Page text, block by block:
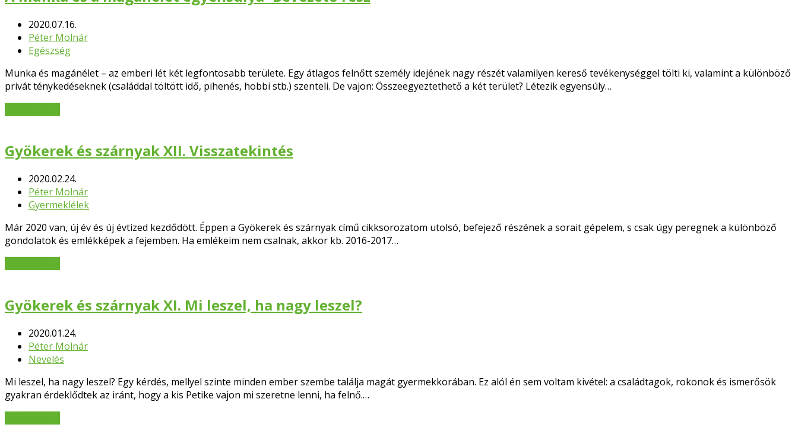
2020.07.16.
Péter Molnár
Egészség
Munka és magánélet – az emberi lét két legfontosabb területe. Egy átlagos felnőtt személy idejének nagy részét valamilyen kereső tevékenységgel tölti ki, valamint a különböző
privát ténykedéseknek (családdal töltött idő, pihenés, hobbi stb.) szenteli. De vajon: Összeegyeztethető a két terület? Létezik egyensúly…
Gyökerek és szárnyak XII. Visszatekintés
2020.02.24.
Péter Molnár
Gyermeklélek
Már 2020 van, új év és új évtized kezdődött. Éppen a Gyökerek és szárnyak című cikksorozatom utolsó, befejező részének a sorait gépelem, s csak úgy peregnek a különböző
gondolatok és emlékképek a fejemben. Ha emlékeim nem csalnak, akkor kb. 2016-2017…
Gyökerek és szárnyak XI. Mi leszel, ha nagy leszel?
2020.01.24.
Péter Molnár
Nevelés
Mi leszel, ha nagy leszel? Egy kérdés, mellyel szinte minden ember szembe találja magát gyermekkorában. Ez alól én sem voltam kivétel: a családtagok, rokonok és ismerősök
gyakran érdeklődtek az iránt, hogy a kis Petike vajon mi szeretne lenni, ha felnő.…